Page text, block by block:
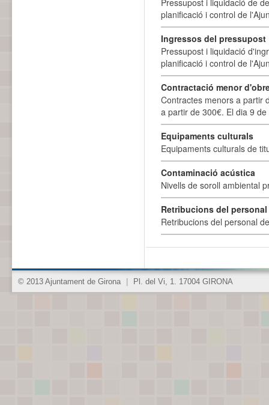
Pressupost i liquidació de
planificació i control de
Ingressos del pressupost
Pressupost i liquidació
planificació i control de
Contractació menor
Contractes menors a partir
a partir de 300€. El dia 9
Equipaments culturals
Equipaments culturals de
Contaminació acústica
Nivells de soroll ambiental
Retribucions del
Retribucions del personal
© 2013 Ajuntament de Girona Pl. del Vi, 1. 17004 GIRONA